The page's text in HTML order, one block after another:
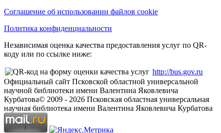
Соглашение об использовании файлов cookie
Политика конфиденциальности
Независимая оценка качества предоставления услуг по QR-
коду или по ссылке ниже:
http://bus.gov.ru
Официальный сайт Псковской областной универсальной
научной библиотеки имени Валентина Яковлевича
Курбатова© 2009 - 2026 Псковская областная универсальная
научная библиотека имени Валентина Яковлевича Курбатова